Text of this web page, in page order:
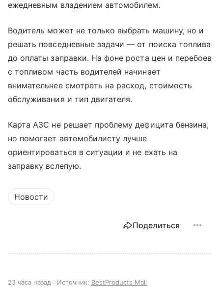
ежедневным владением автомобилем.
Водитель может не только выбрать машину, но и
решать повседневные задачи — от поиска топлива
до оплаты заправки. На фоне роста цен и перебоев
с топливом часть водителей начинает
внимательнее смотреть на расход, стоимость
обслуживания и тип двигателя.
Карта АЗС не решает проблему дефицита бензина,
но помогает автомобилисту лучше
ориентироваться в ситуации и не ехать на
заправку вслепую.
Новости
Поделиться
23 часа назад Источник: BestProducts Mail